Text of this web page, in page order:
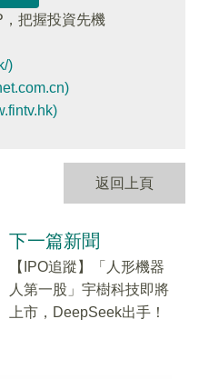
把握投資先機
)
返回上頁
下一篇新聞
【IPO追蹤】「人形機器
人第一股」宇樹科技即將
上市，DeepSeek出手！